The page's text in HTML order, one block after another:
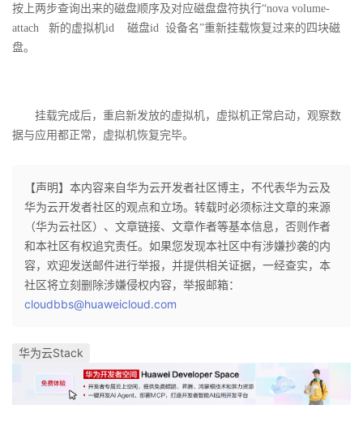
按上两步查询出来的磁盘顺序及对应磁盘盘符执行“nova volume-
attach 新的虚拟机id 磁盘id 设备名”重新挂载恢复过来的四块磁
盘。
挂载完成后，重启新发放的虚拟机，虚拟机正常启动，观察数
据与应用都正常，虚拟机恢复完毕。
【声明】本内容来自华为云开发者社区博主，不代表华为云及
华为云开发者社区的观点和立场。转载时必须标注文章的来源
（华为云社区）、文章链接、文章作者等基本信息，否则作者
和本社区有权追究责任。如果您发现本社区中有涉嫌抄袭的内
容，欢迎发送邮件进行举报，并提供相关证据，一经查实，本
社区将立刻删除涉嫌侵权内容，举报邮箱：
cloudbbs@huaweicloud.com
华为云Stack